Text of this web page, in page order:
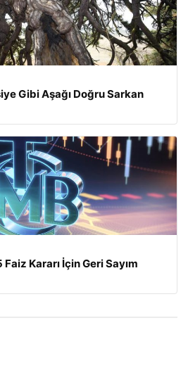
Gibi Aşağı Doğru Sarkan
Kararı İçin Geri Sayım